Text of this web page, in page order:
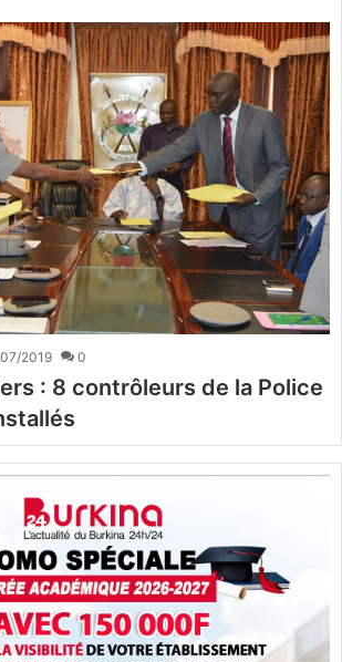
2019 0
: 8 contrôleurs de la Police